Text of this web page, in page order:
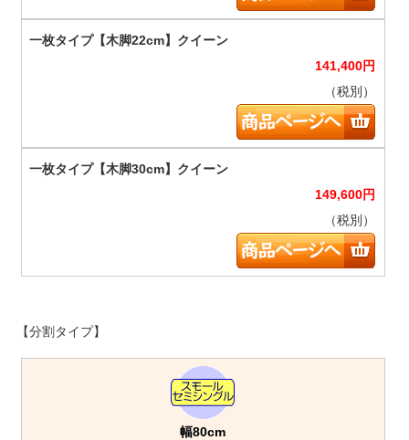
141,400円
（税別）
149,600円
（税別）
【分割タイプ】
幅80cm